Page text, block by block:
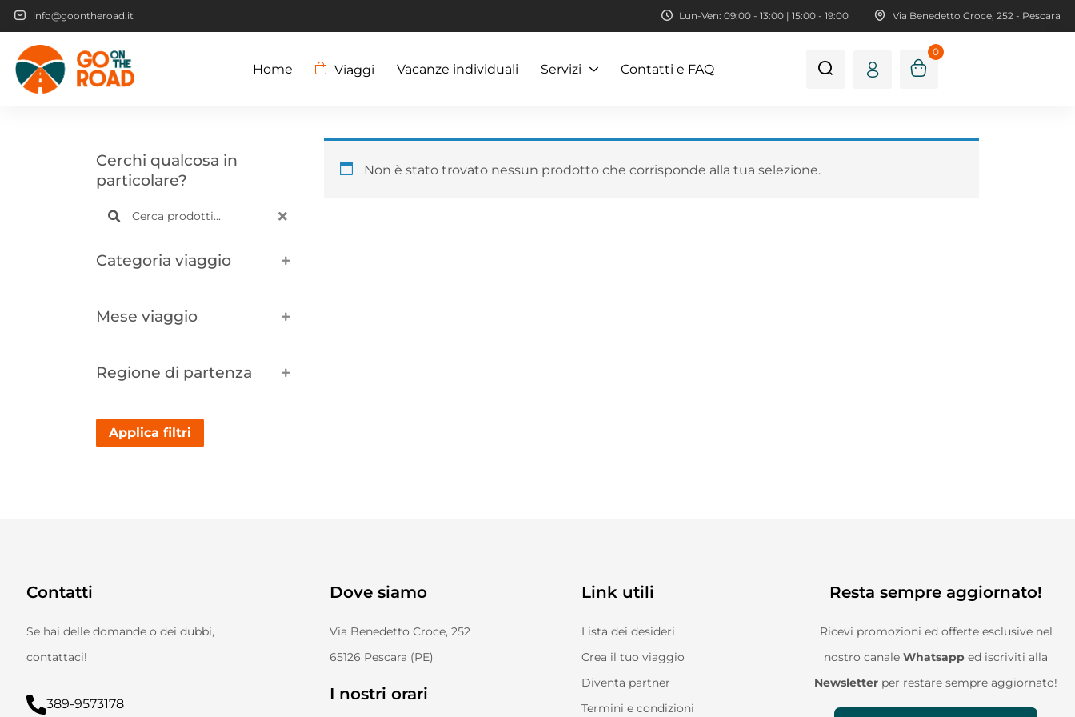
info@goontheroad.it Lun-Ven: 09:00 - 13:00 | 15:00 - 19:00 Via Benedetto Croce, 252 - Pescara
Home Viaggi Vacanze individuali Servizi Contatti e FAQ
0
Cerchi qualcosa in
particolare?
Categoria viaggio
Mese viaggio
Regione di partenza
Applica filtri
Non è stato trovato nessun prodotto che corrisponde alla tua selezione.
Contatti
Se hai delle domande o dei dubbi,
contattaci!
389-9573178
Dove siamo
Via Benedetto Croce, 252
65126 Pescara (PE)
I nostri orari
Link utili
Lista dei desideri
Crea il tuo viaggio
Diventa partner
Termini e condizioni
Resta sempre aggiornato!
Ricevi promozioni ed offerte esclusive nel
nostro canaleWhatsapp ed iscriviti alla
Newsletter per restare sempre aggiornato!